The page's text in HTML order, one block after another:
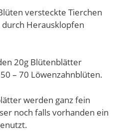
versteckte Tierchen
durch Herausklopfen
20g Blütenblätter
– 70 Löwenzahnblüten.
werden ganz fein
noch falls vorhanden ein